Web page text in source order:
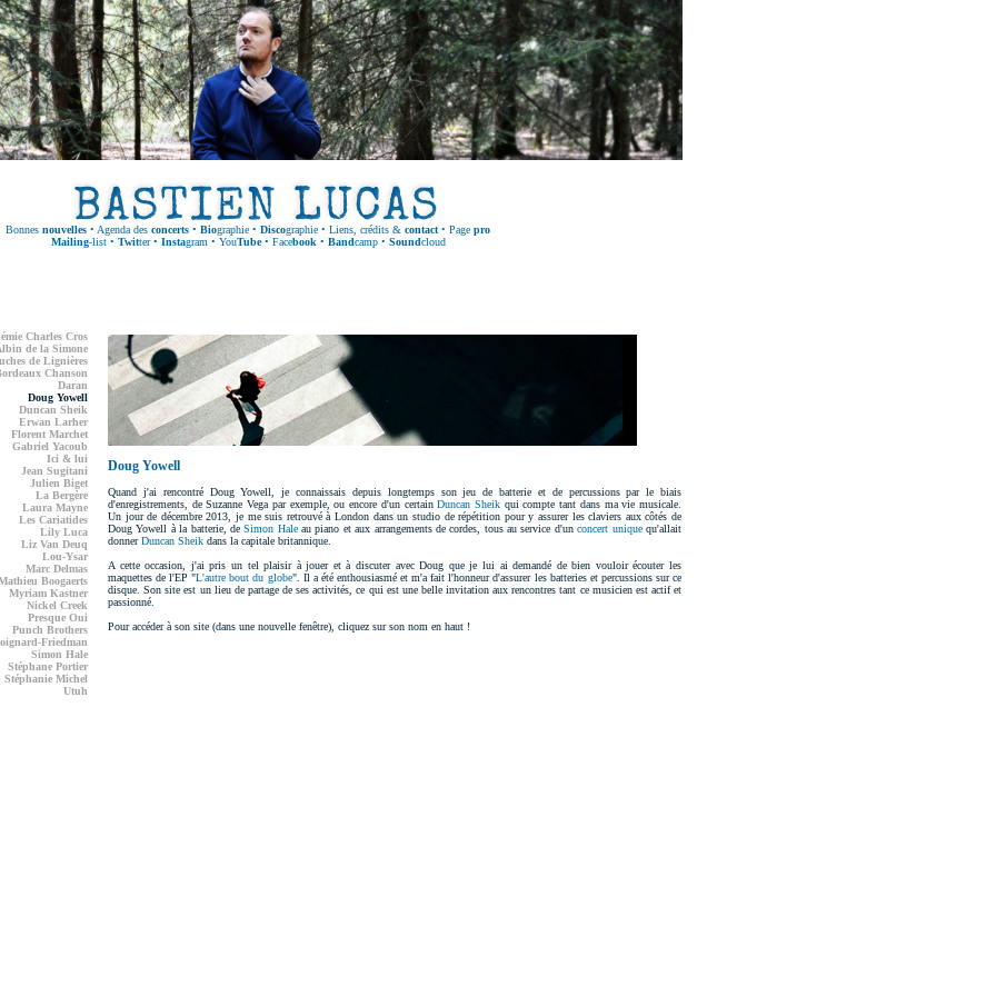
Bonnes nouvelles • Agenda des concerts • Biographie • Discographie • Liens, crédits & contact • Page pro
Mailing-list• Twitter• Instagram • YouTube• Facebook • Bandcamp• Soundcloud
Charles Cros
de la Simone
de Lignières
Chanson
Daran
Doug Yowell
Duncan Sheik
Erwan Larher
Florent Marchet
Gabriel Yacoub
Ici & lui
Jean Sugitani
Julien Biget
La Bergère
Laura Mayne
Les Cariatides
Lily Luca
Liz Van Deuq
Lou-Ysar
Marc Delmas
Boogaerts
Myriam Kastner
Nickel Creek
Presque Oui
Punch Brothers
Friedman
Simon Hale
Stéphane Portier
Stéphanie Michel
Utuh
Doug Yowell
Quand j'ai rencontré Doug Yowell, je connaissais depuis longtemps son jeu de batterie et de percussions par le biais
d'enregistrements, de Suzanne Vega par exemple, ou encore d'un certainDuncan Sheikqui compte tant dans ma vie musicale.
Un jour de décembre 2013, je me suis retrouvé à London dans un studio de répétition pour y assurer les claviers aux côtés de
Doug Yowell à la batterie, deSimon Haleau piano et aux arrangements de cordes, tous au service d'unconcert uniquequ'allait
donnerDuncan Sheik dans la capitale britannique.
A cette occasion, j'ai pris un tel plaisir à jouer et à discuter avec Doug que je lui ai demandé de bien vouloir écouter les
maquettes de l'EP "L'autre bout du globe". Il a été enthousiasmé et m'a fait l'honneur d'assurer les batteries et percussions sur ce
disque. Son site est un lieu de partage de ses activités, ce qui est une belle invitation aux rencontres tant ce musicien est actif et
passionné.
Pour accéder à son site (dans une nouvelle fenêtre), cliquez sur son nom en haut !